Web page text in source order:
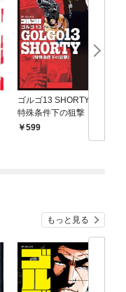
ゴルゴ13 SHORTY
特殊条件下の狙撃
599
もっと見る